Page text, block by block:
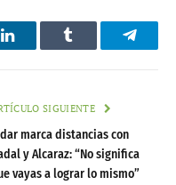
LinkedInTumblr
SIGUIENTE
marca distancias con
y Alcaraz: “No significa
vayas a lograr lo mismo”